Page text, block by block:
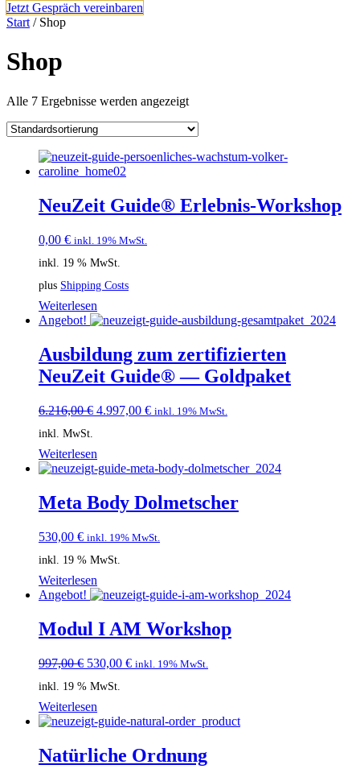
Jetzt Gespräch vereinbaren
Start / Shop
Shop
Alle 7 Ergebnisse werden angezeigt
NeuZeit Guide® Erlebnis-Workshop
0,00 € inkl. 19% MwSt.
inkl. 19 % MwSt.
plus Shipping Costs
Weiterlesen
Angebot!
Ausbildung zum zertifizierten
NeuZeit Guide® — Goldpaket
6.216,00€ Ursprünglicher
6.216,00 €
4.997,00 €Aktueller
inkl. 19% MwSt.
inkl. MwSt.
Weiterlesen
Meta Body Dolmetscher
530,00 € inkl. 19% MwSt.
inkl. 19 % MwSt.
Weiterlesen
Angebot!
Modul I AM Workshop
997,00€ Ursprünglicher
war:
997,00 €
530,00 €Aktueller
inkl. 19% MwSt.
inkl. 19 % MwSt.
Weiterlesen
Natürliche Ordnung